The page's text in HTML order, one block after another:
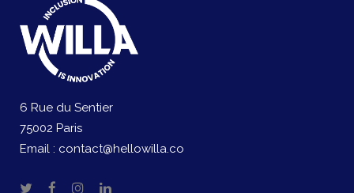
6 Rue du Sentier
75002 Paris
Email : contact@hellowilla.co